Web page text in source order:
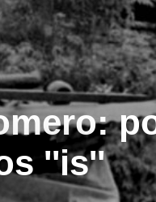
''is''